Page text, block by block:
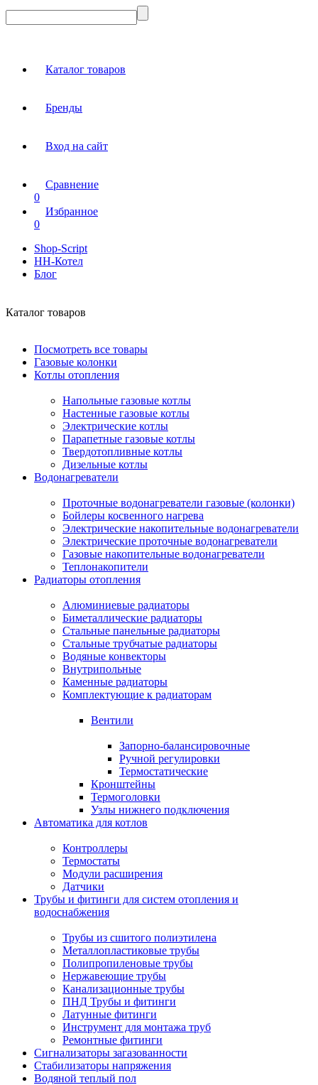
Каталог товаров
Бренды
Вход на сайт
Сравнение
0
Избранное
0
Shop-Script
НН-Котел
Блог
Каталог товаров
Посмотреть все товары
Газовые колонки
Котлы отопления
Напольные газовые котлы
Настенные газовые котлы
Электрические котлы
Парапетные газовые котлы
Твердотопливные котлы
Дизельные котлы
Водонагреватели
Проточные водонагреватели газовые (колонки)
Бойлеры косвенного нагрева
Электрические накопительные водонагреватели
Электрические проточные водонагреватели
Газовые накопительные водонагреватели
Теплонакопители
Радиаторы отопления
Алюминиевые радиаторы
Биметаллические радиаторы
Стальные панельные радиаторы
Стальные трубчатые радиаторы
Водяные конвекторы
Внутрипольные
Каменные радиаторы
Комплектующие к радиаторам
Вентили
Запорно-балансировочные
Ручной регулировки
Термостатические
Кронштейны
Термоголовки
Узлы нижнего подключения
Автоматика для котлов
Контроллеры
Термостаты
Модули расширения
Датчики
Трубы и фитинги для систем отопления и
водоснабжения
Трубы из сшитого полиэтилена
Металлопластиковые трубы
Полипропиленовые трубы
Нержавеющие трубы
Канализационные трубы
ПНД Трубы и фитинги
Латунные фитинги
Инструмент для монтажа труб
Ремонтные фитинги
Сигнализаторы загазованности
Стабилизаторы напряжения
Водяной теплый пол